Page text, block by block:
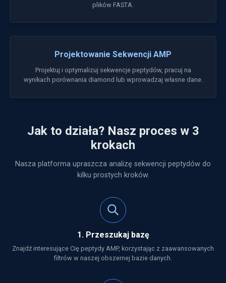
plików FASTA.
Projektowanie Sekwencji AMP
Projektuj i optymalizuj sekwencje peptydów, pracuj na
wynikach porównania diamond lub wprowadzaj własne dane.
Jak to działa? Nasz proces w 3
krokach
Nasza platforma upraszcza analizę sekwencji peptydów do
kilku prostych kroków.
1. Przeszukaj bazę
Znajdź interesujące Cię peptydy AMP, korzystając z zaawansowanych
filtrów w naszej obszernej bazie danych.